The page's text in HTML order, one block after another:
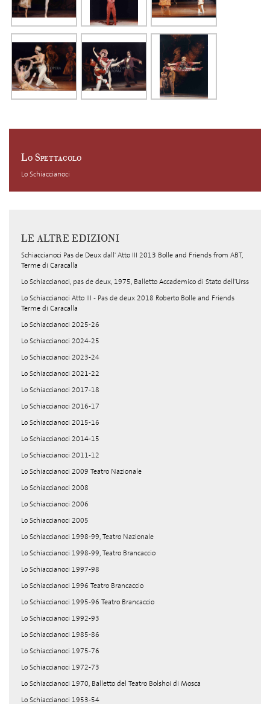
Lo Spettacolo
Lo Schiaccianoci
LE ALTRE EDIZIONI
Schiaccianoci Pas de Deux dall' Atto III 2013 Bolle and Friends from ABT,
Terme di Caracalla
Lo Schiaccianoci, pas de deux, 1975, Balletto Accademico di Stato dell'Urss
Lo Schiaccianoci Atto III - Pas de deux 2018 Roberto Bolle and Friends
Terme di Caracalla
Lo Schiaccianoci 2025-26
Lo Schiaccianoci 2024-25
Lo Schiaccianoci 2023-24
Lo Schiaccianoci 2021-22
Lo Schiaccianoci 2017-18
Lo Schiaccianoci 2016-17
Lo Schiaccianoci 2015-16
Lo Schiaccianoci 2014-15
Lo Schiaccianoci 2011-12
Lo Schiaccianoci 2009 Teatro Nazionale
Lo Schiaccianoci 2008
Lo Schiaccianoci 2006
Lo Schiaccianoci 2005
Lo Schiaccianoci 1998-99, Teatro Nazionale
Lo Schiaccianoci 1998-99, Teatro Brancaccio
Lo Schiaccianoci 1997-98
Lo Schiaccianoci 1996 Teatro Brancaccio
Lo Schiaccianoci 1995-96 Teatro Brancaccio
Lo Schiaccianoci 1992-93
Lo Schiaccianoci 1985-86
Lo Schiaccianoci 1975-76
Lo Schiaccianoci 1972-73
Lo Schiaccianoci 1970, Balletto del Teatro Bolshoi di Mosca
Lo Schiaccianoci 1953-54